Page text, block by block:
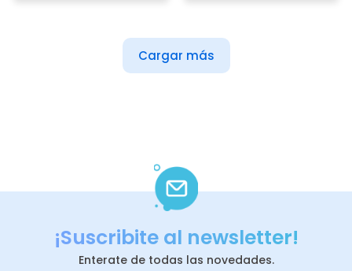
Cargar más
¡Suscribite al newsletter!
Enterate de todas las novedades.